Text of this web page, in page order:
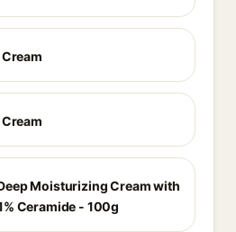
Moisturizing Cream with
Ceramide - 100g